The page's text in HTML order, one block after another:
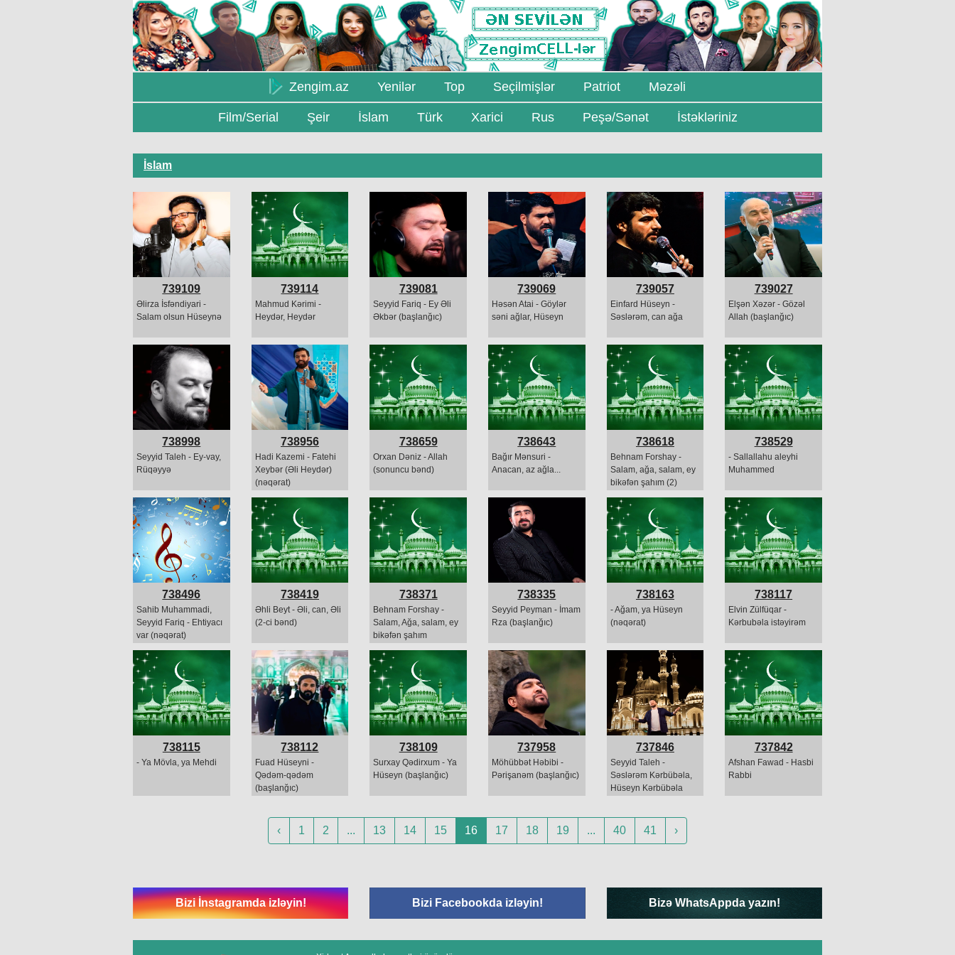
Zengim.az Yenilər Top Seçilmişlər Patriot Məzəli
Film/Serial Şeir İslam Türk Xarici Rus Peşə/Sənət İstəkləriniz
İslam
739109
Əlirza İsfəndiyari -
Salam olsun Hüseynə
739114
Mahmud Kərimi -
Heydər, Heydər
739081
Seyyid Fariq - Ey Əli
Əkbər (başlanğıc)
739069
Həsən Atai - Göylər
səni ağlar, Hüseyn
739057
Einfard Hüseyn -
Səslərəm, can ağa
739027
Elşən Xəzər - Gözəl
Allah (başlanğıc)
738998
Seyyid Taleh - Ey-vay,
Rüqəyyə
738956
Hadi Kazemi - Fatehi
Xeybər (Əli Heydər)
(nəqərat)
738659
Orxan Dəniz - Allah
(sonuncu bənd)
738643
Bağır Mənsuri -
Anacan, az ağla...
738618
Behnam Forshay -
Salam, ağa, salam, ey
bikəfən şahım (2)
738529
- Sallallahu aleyhi
Muhammed
738496
Sahib Muhammadi,
Seyyid Fariq - Ehtiyacı
var (nəqərat)
738419
Əhli Beyt - Əli, can, Əli
(2-ci bənd)
738371
Behnam Forshay -
Salam, Ağa, salam, ey
bikəfən şahım
738335
Seyyid Peyman - İmam
Rza (başlanğıc)
738163
- Ağam, ya Hüseyn
(nəqərat)
738117
Elvin Zülfüqar -
Kərbubəla istəyirəm
738115
- Ya Mövla, ya Mehdi
738112
Fuad Hüseyni -
Qədəm-qədəm
(başlanğıc)
738109
Surxay Qədirxum - Ya
Hüseyn (başlanğıc)
737958
Möhübbət Həbibi -
Pərişanəm (başlanğıc)
737846
Seyyid Taleh -
Səslərəm Kərbübəla,
Hüseyn Kərbübəla
737842
Afshan Fawad - Hasbi
Rabbi
‹ 1 2 ... 13 14 15 16 17 18 19 ... 40 41 ›
Bizi İnstagramda izləyin! Bizi Facebookda izləyin! Bizə WhatsAppda yazın!